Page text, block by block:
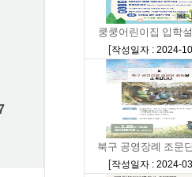
쿵쿵어린이집 입학
[작성일자 : 2024-
북구 공영장례 조문
[작성일자 : 2024-